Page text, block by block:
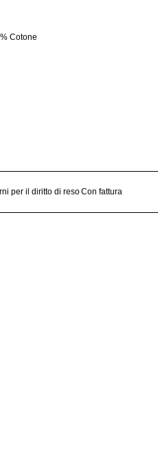
Cotone
per il diritto di resoCon fattura